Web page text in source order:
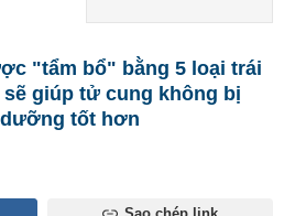
"tẩm bổ" bằng 5 loại trái
giúp tử cung không bị
tốt hơn